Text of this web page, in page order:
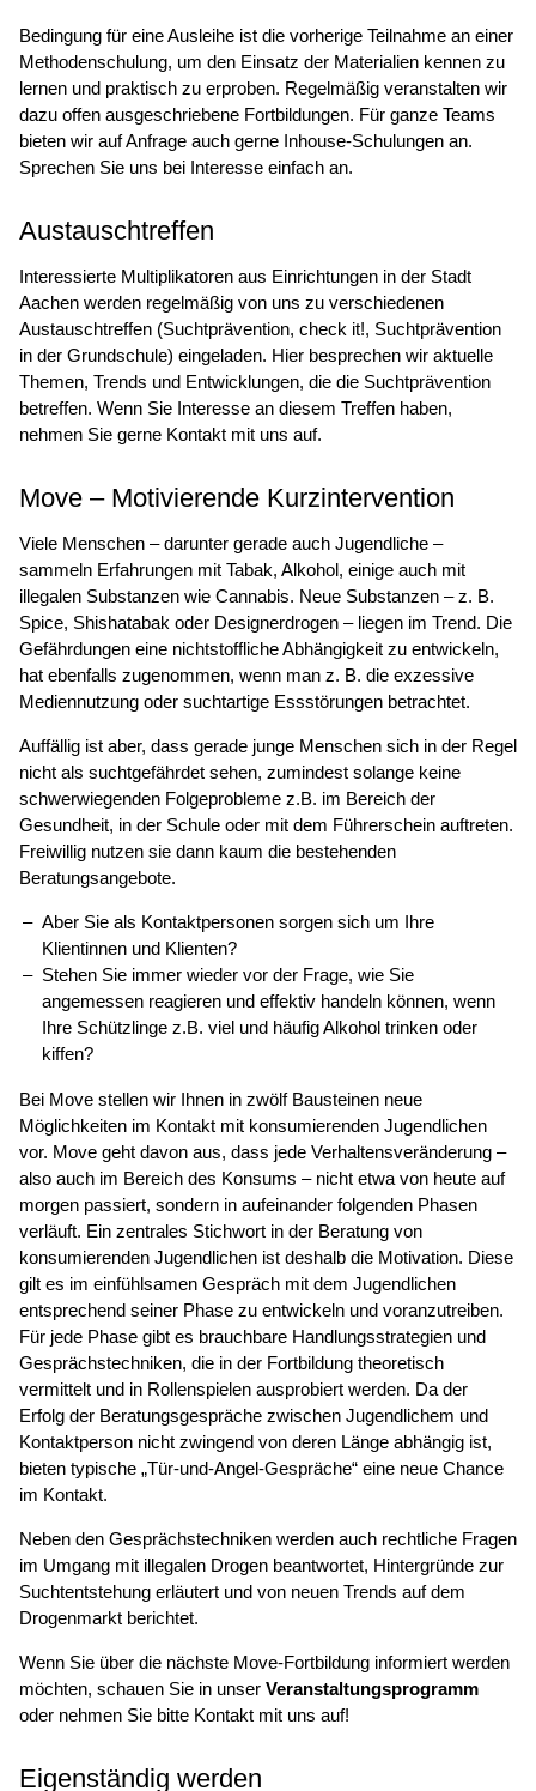
Bedingung für eine Ausleihe ist die vorherige Teilnahme an einer
Methodenschulung, um den Einsatz der Materialien kennen zu
lernen und praktisch zu erproben. Regelmäßig veranstalten wir
dazu offen ausgeschriebene Fortbildungen. Für ganze Teams
bieten wir auf Anfrage auch gerne Inhouse-Schulungen an.
Sprechen Sie uns bei Interesse einfach an.
Austauschtreffen
Interessierte Multiplikatoren aus Einrichtungen in der Stadt
Aachen werden regelmäßig von uns zu verschiedenen
Austauschtreffen (Suchtprävention, check it!, Suchtprävention
in der Grundschule) eingeladen. Hier besprechen wir aktuelle
Themen, Trends und Entwicklungen, die die Suchtprävention
betreffen. Wenn Sie Interesse an diesem Treffen haben,
nehmen Sie gerne Kontakt mit uns auf.
Move – Motivierende Kurzintervention
Viele Menschen – darunter gerade auch Jugendliche –
sammeln Erfahrungen mit Tabak, Alkohol, einige auch mit
illegalen Substanzen wie Cannabis. Neue Substanzen – z. B.
Spice, Shishatabak oder Designerdrogen – liegen im Trend. Die
Gefährdungen eine nichtstoffliche Abhängigkeit zu entwickeln,
hat ebenfalls zugenommen, wenn man z. B. die exzessive
Mediennutzung oder suchtartige Essstörungen betrachtet.
Auffällig ist aber, dass gerade junge Menschen sich in der Regel
nicht als suchtgefährdet sehen, zumindest solange keine
schwerwiegenden Folgeprobleme z.B. im Bereich der
Gesundheit, in der Schule oder mit dem Führerschein auftreten.
Freiwillig nutzen sie dann kaum die bestehenden
Beratungsangebote.
Aber Sie als Kontaktpersonen sorgen sich um Ihre
Klientinnen und Klienten?
Stehen Sie immer wieder vor der Frage, wie Sie
angemessen reagieren und effektiv handeln können, wenn
Ihre Schützlinge z.B. viel und häufig Alkohol trinken oder
kiffen?
Bei Move stellen wir Ihnen in zwölf Bausteinen neue
Möglichkeiten im Kontakt mit konsumierenden Jugendlichen
vor. Move geht davon aus, dass jede Verhaltensveränderung –
also auch im Bereich des Konsums – nicht etwa von heute auf
morgen passiert, sondern in aufeinander folgenden Phasen
verläuft. Ein zentrales Stichwort in der Beratung von
konsumierenden Jugendlichen ist deshalb die Motivation. Diese
gilt es im einfühlsamen Gespräch mit dem Jugendlichen
entsprechend seiner Phase zu entwickeln und voranzutreiben.
Für jede Phase gibt es brauchbare Handlungsstrategien und
Gesprächstechniken, die in der Fortbildung theoretisch
vermittelt und in Rollenspielen ausprobiert werden. Da der
Erfolg der Beratungsgespräche zwischen Jugendlichem und
Kontaktperson nicht zwingend von deren Länge abhängig ist,
bieten typische „Tür-und-Angel-Gespräche“ eine neue Chance
im Kontakt.
Neben den Gesprächstechniken werden auch rechtliche Fragen
im Umgang mit illegalen Drogen beantwortet, Hintergründe zur
Suchtentstehung erläutert und von neuen Trends auf dem
Drogenmarkt berichtet.
Wenn Sie über die nächste Move-Fortbildung informiert werden
möchten, schauen Sie in unser Veranstaltungsprogramm
oder nehmen Sie bitte Kontakt mit uns auf!
Eigenständig werden